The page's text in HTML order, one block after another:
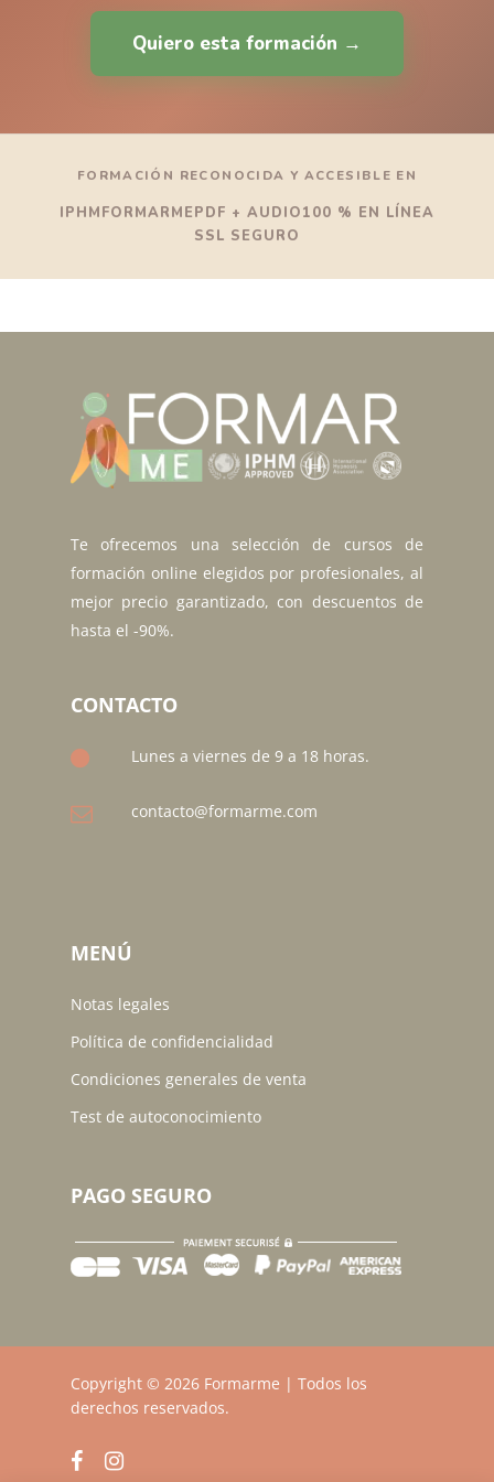
Subtotal:
Quiero esta formación →
FORMACIÓN RECONOCIDA Y ACCESIBLE EN
IPHMFORMARMEPDF + AUDIO100 % EN LÍNEA
SSL SEGURO
Te ofrecemos una selección de cursos de
formación online elegidos por profesionales, al
mejor precio garantizado, con descuentos de
hasta el -90%.
CONTACTO
Lunes a viernes de 9 a 18 horas.
contacto@formarme.com
MENÚ
Notas legales
Política de confidencialidad
Condiciones generales de venta
Test de autoconocimiento
PAGO SEGURO
Copyright © 2026 Formarme | Todos los
derechos reservados.
facebookinstagram